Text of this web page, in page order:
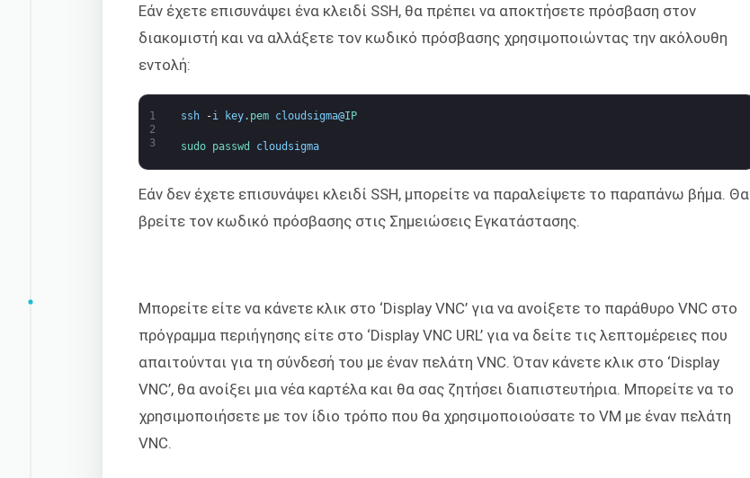
Εάν έχετε επισυνάψει ένα κλειδί SSH, θα πρέπει να αποκτήσετε πρόσβαση στον
διακομιστή και να αλλάξετε τον κωδικό πρόσβασης χρησιμοποιώντας την ακόλουθη
εντολή:
1
2
3
ssh -i key. pem cloudsigma@IP
sudo passwd cloudsigma
Εάν δεν έχετε επισυνάψει κλειδί SSH, μπορείτε να παραλείψετε το παραπάνω βήμα. Θα
βρείτε τον κωδικό πρόσβασης στις Σημειώσεις Εγκατάστασης.
Μπορείτε είτε να κάνετε κλικ στο ‘Display VNC’ για να ανοίξετε το παράθυρο VNC στο
πρόγραμμα περιήγησης είτε στο ‘Display VNC URL’ για να δείτε τις λεπτομέρειες που
απαιτούνται για τη σύνδεσή του με έναν πελάτη VNC. Όταν κάνετε κλικ στο ‘Display
VNC’, θα ανοίξει μια νέα καρτέλα και θα σας ζητήσει διαπιστευτήρια. Μπορείτε να το
χρησιμοποιήσετε με τον ίδιο τρόπο που θα χρησιμοποιούσατε το VM με έναν πελάτη
VNC.